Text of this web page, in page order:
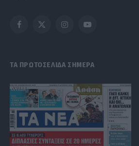
Facebook
X
InstagramYouTube
ΤΑ ΠΡΩΤΟΣΕΛΙΔΑ ΣΗΜΕΡΑ